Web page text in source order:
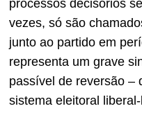
processos decisórios
vezes, só são
junto ao partido em
representa um grave
passível de reversão –
sistema eleitoral